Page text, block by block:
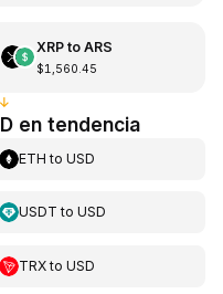
XRPto ARS
$1,560.45
↓
en tendencia
ETH toUSD
USDT toUSD
TRXtoUSD